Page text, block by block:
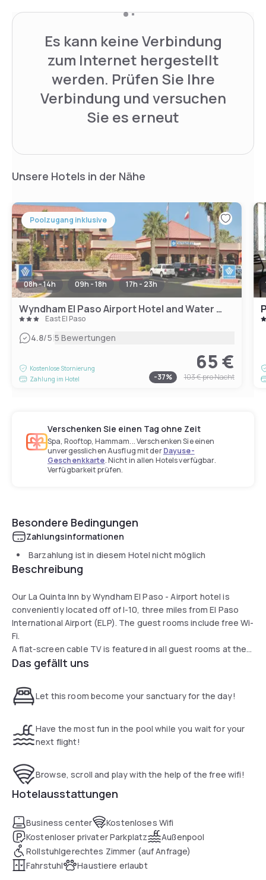
Es kann keine Verbindung
zum Internet hergestellt
werden. Prüfen Sie Ihre
Verbindung und versuchen
Sie es erneut
Unsere Hotels in der Nähe
Poolzugang inklusive
08h - 14h 09h - 18h 17h - 23h
Wyndham El Paso Airport Hotel and Water Park
East El Paso
4.8/5|5 Bewertungen
Kostenlose Stornierung
Zahlung im Hotel
65 €
-37% 103 €pro Nacht
Verschenken Sie einen Tag ohne Zeit
Spa, Rooftop, Hammam... Verschenken Sie einen
unvergesslichen Ausflug mit derDayuse-
Geschenkkarte. Nicht in allen Hotels verfügbar.
Verfügbarkeit prüfen.
Besondere Bedingungen
Zahlungsinformationen
Barzahlung ist in diesem Hotel nicht möglich
Beschreibung
Our La Quinta Inn by Wyndham El Paso - Airport hotel is
conveniently located off of I-10, three miles from El Paso
International Airport (ELP). The guest rooms include free Wi-
Fi.
A flat-screen cable TV is featured in all guest rooms at the
La Quinta Inn El Paso Airport. Coffee-making facilities are
An outdoor pool is available for guest relaxation at this air-
conditioned hotel.
States Army Sergeants Major Academy is a 15-minute drive
away.
Das gefällt uns
Let this room become your sanctuary for the day!
Have the most fun in the pool while you wait for your
next flight!
Browse, scroll and play with the help of the free wifi!
Hotelausstattungen
Business center
Kostenloses Wifi
Kostenloser privater Parkplatz
Außenpool
Rollstuhlgerechtes Zimmer (auf Anfrage)
Fahrstuhl
Haustiere erlaubt